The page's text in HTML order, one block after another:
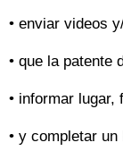
• enviar videos
• que la patente
• informar lugar,
• y completar